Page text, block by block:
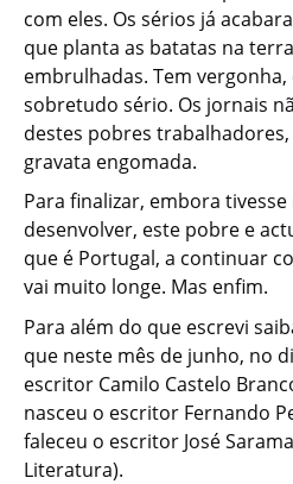
com eles. Os sérios já
que planta as batatas na
embrulhadas. Tem
sobretudo sério. Os jornais
destes pobres
gravata engomada.
Para finalizar, embora
desenvolver, este pobre e
que é Portugal, a continuar
vai muito longe. Mas enfim.
Para além do que escrevi
que neste mês de junho, no
escritor Camilo Castelo
nasceu o escritor Fernando
faleceu o escritor José
Literatura).